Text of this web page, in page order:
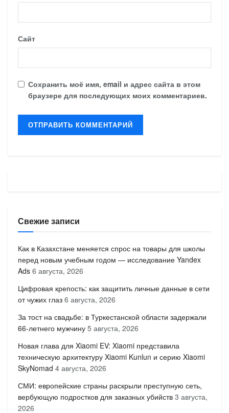
Сайт
Сохранить моё имя, email и адрес сайта в этом
браузере для последующих моих комментариев.
Свежие записи
Как в Казахстане меняется спрос на товары для школы
перед новым учебным годом — исследование Yandex
Ads 6 августа, 2026
Цифровая крепость: как защитить личные данные в сети
от чужих глаз 6 августа, 2026
За тост на свадьбе: в Туркестанской области задержали
66-летнего мужчину 5 августа, 2026
Новая глава для Xiaomi EV: Xiaomi представила
техническую архитектуру Xiaomi Kunlun и серию Xiaomi
SkyNomad 4 августа, 2026
СМИ: европейские страны раскрыли преступную сеть,
вербующую подростков для заказных убийств 3 августа,
2026